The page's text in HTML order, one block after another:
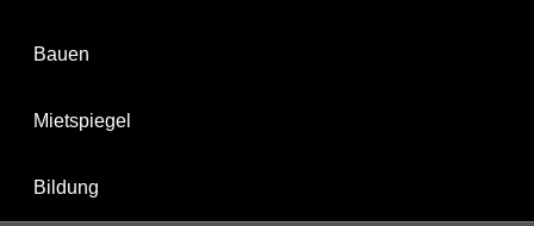
Bauen
Mietspiegel
Bildung